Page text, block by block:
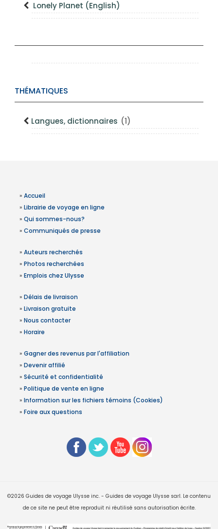
Lonely Planet (English)
THÉMATIQUES
Langues, dictionnaires (1)
» Accueil
» Librairie de voyage en ligne
» Qui sommes-nous?
» Communiqués de presse
» Auteurs recherchés
» Photos recherchées
» Emplois chez Ulysse
» Délais de livraison
» Livraison gratuite
» Nous contacter
» Horaire
» Gagner des revenus par l'affiliation
» Devenir affilié
» Sécurité et confidentialité
» Politique de vente en ligne
» Information sur les fichiers témoins (Cookies)
» Foire aux questions
©2026 Guides de voyage Ulysse inc. - Guides de voyage Ulysse sarl. Le contenu
de ce site ne peut être reproduit ni réutilisé sans autorisation écrite.